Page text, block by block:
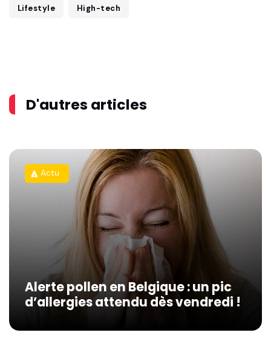
Lifestyle High-tech
D'autres articles
rocket Actu
Alerte pollen en Belgique : un pic
d’allergies attendu dès vendredi !